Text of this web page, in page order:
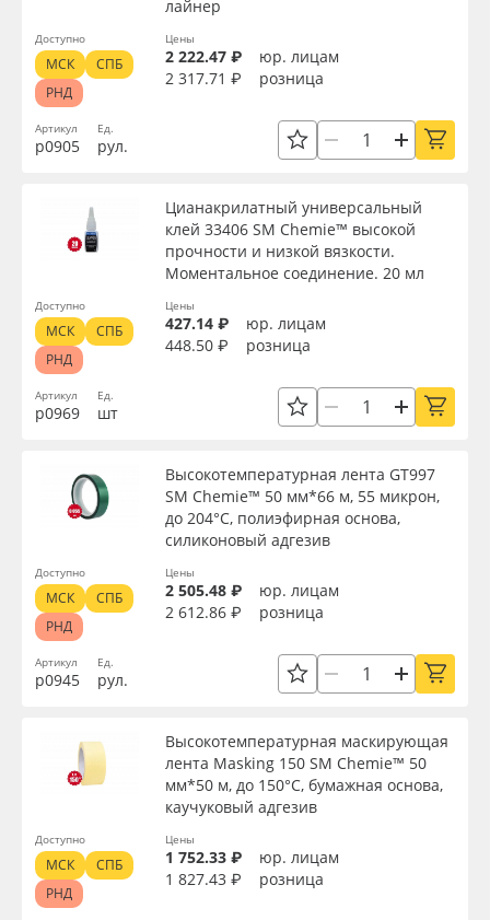
Артикул
р0905
лайнер
Ед.
рул.
Цены
2 222.47 ₽
юр. лицам
2 317.71 ₽
розница
Доступно
МСК
СПБ
РНД
Артикул
р0969
Цианакрилатный универсальный
клей 33406 SM Chemie™ высокой
прочности и низкой вязкости.
Моментальное соединение. 20 мл
Ед.
шт
Цены
427.14 ₽
юр. лицам
448.50 ₽
розница
Доступно
МСК
СПБ
РНД
Артикул
р0945
Высокотемпературная лента GT997
SM Chemie™ 50 мм*66 м, 55 микрон,
до 204°C, полиэфирная основа,
силиконовый адгезив
Ед.
рул.
Цены
2 505.48 ₽
юр. лицам
2 612.86 ₽
розница
Доступно
МСК
СПБ
РНД
Высокотемпературная маскирующая
лента Masking 150 SM Chemie™ 50
мм*50 м, до 150°C, бумажная основа,
каучуковый адгезив
Цены
1 752.33 ₽
юр. лицам
1 827.43 ₽
розница
Доступно
МСК
СПБ
РНД